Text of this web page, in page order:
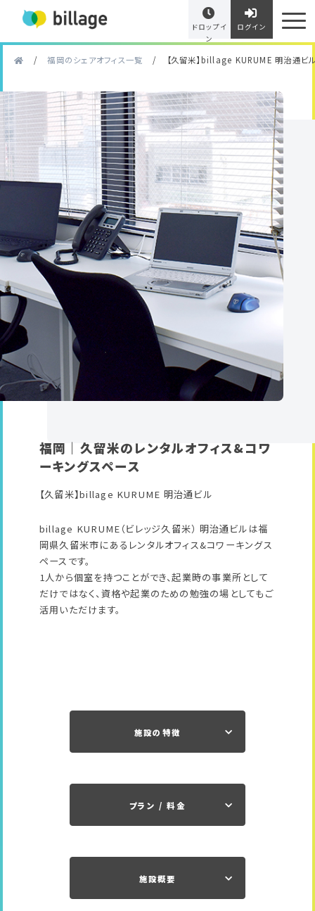
ドロップイ
ン
ログイン
/ 福岡のシェアオフィス一覧 / 【久留米】billage KURUME 明治通ビ
福岡｜久留米のレンタルオフィス&コワ
ーキングスペース
【久留米】billage KURUME 明治通ビル
billage KURUME（ビレッジ久留米） 明治通ビルは福
岡県久留米市にあるレンタルオフィス&コワーキングス
ペースです。
1人から個室を持つことができ、起業時の事業所として
だけではなく、資格や起業のための勉強の場としてもご
活用いただけます。
施設の特徴
プラン / 料金
施設概要